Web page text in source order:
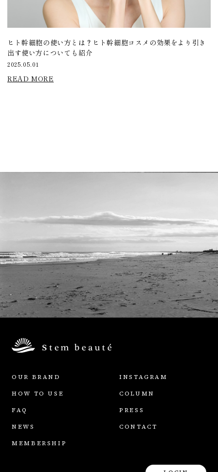
ヒト幹細胞の使い方とは？ヒト幹細胞コスメの効果をより引き
出す使い方についても紹介
2025.05.01
READ MORE
OUR BRAND INSTAGRAM
HOW TO USE COLUMN
FAQ PRESS
NEWS CONTACT
MEMBERSHIP